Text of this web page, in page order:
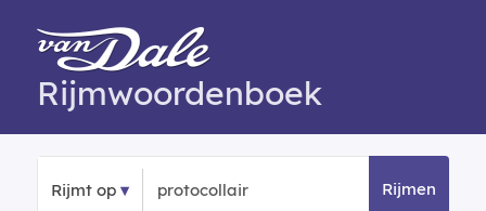
Rijmwoordenboek
Rijmt op Rijmen